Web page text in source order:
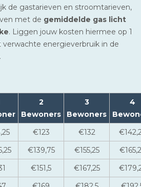
de gastarieven en stroomtarieven,
met de gemiddelde gas licht
. Liggen jouw kosten hiermee op 1
verwachte energieverbruik in de
2
Bewoners
3
Bewoners
4
€123 €132
€139,75 €155,25
€151,5 €167,25